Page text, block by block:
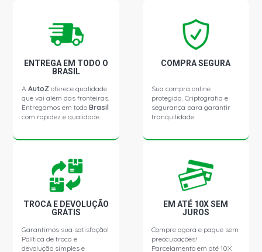
HILUX CHASSI 4X4 CHASSI CURTO 2.8 16V 1GD-FTV L4
DIESEL (2016 - 2021)
HILUX SR CHALLENGE CD TDI HATCH 2.8 16V 1GD-FTV L4
ENTREGA EM TODO O
BRASIL
AAutoZ oferece qualidade
que vai além das fronteiras.
Entregamos em todoBrasil
com rapidez e qualidade.
COMPRA SEGURA
Sua compra online
protegida. Criptografia e
segurança para garantir
tranquilidade.
TROCA E DEVOLUÇÃO
GRÁTIS
Garantimos sua satisfação!
Política de troca e
devolução simples e
EM ATÉ 10X SEM
JUROS
Compre agora e pague sem
preocupações!
Parcelamento em até 10X